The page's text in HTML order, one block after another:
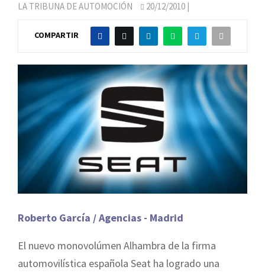
LA TRIBUNA DE AUTOMOCIÓN 20/12/2010 |
COMPARTIR
Roberto García / Agencias - Madrid
El nuevo monovolúmen Alhambra de la firma
automovilística española Seat ha logrado una